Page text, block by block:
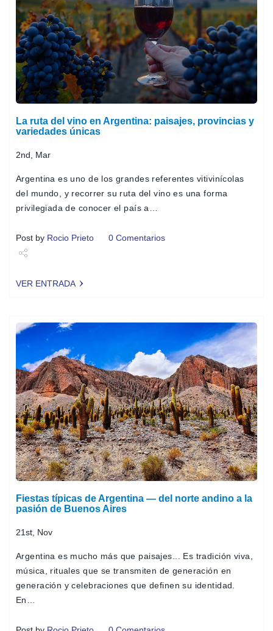
La ruta del vino en Argentina: paisajes, provincias y
variedades únicas
2nd, Mar
Argentina es uno de los grandes referentes vitivinícolas
del mundo, y recorrer su ruta del vino es una forma
privilegiada de conocer el país a…
Post by Rocio Prieto 0 Comentarios
VER ENTRADA
Fiestas típicas de Argentina — del norte andino a la
pasión de Buenos Aires
21st, Nov
Argentina es mucho más que paisajes... Es tradición viva,
música, rituales que se transmiten de generación en
generación y celebraciones que definen su identidad.
En…